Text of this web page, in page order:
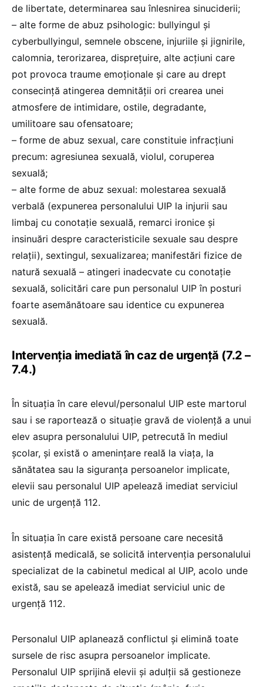
de libertate, determinarea sau înlesnirea sinuciderii;
– alte forme de abuz psihologic: bullyingul și
cyberbullyingul, semnele obscene, injuriile și jignirile,
calomnia, terorizarea, disprețuire, alte acțiuni care
pot provoca traume emoționale și care au drept
consecință atingerea demnității ori crearea unei
atmosfere de intimidare, ostile, degradante,
umilitoare sau ofensatoare;
– forme de abuz sexual, care constituie infracțiuni
precum: agresiunea sexuală, violul, coruperea
sexuală;
– alte forme de abuz sexual: molestarea sexuală
verbală (expunerea personalului UIP la injurii sau
limbaj cu conotație sexuală, remarci ironice și
insinuări despre caracteristicile sexuale sau despre
relații), sextingul, sexualizarea; manifestări fizice de
natură sexuală – atingeri inadecvate cu conotație
sexuală, solicitări care pun personalul UIP în posturi
foarte asemănătoare sau identice cu expunerea
sexuală.
Intervenția imediată în caz de urgență (7.2 –
7.4.)
În situația în care elevul/personalul UIP este martorul
sau i se raportează o situație gravă de violență a unui
elev asupra personalului UIP, petrecută în mediul
școlar, și există o amenințare reală la viața, la
sănătatea sau la siguranța persoanelor implicate,
elevii sau personalul UIP apelează imediat serviciul
unic de urgență 112.
În situația în care există persoane care necesită
asistență medicală, se solicită intervenția personalului
specializat de la cabinetul medical al UIP, acolo unde
există, sau se apelează imediat serviciul unic de
urgență 112.
Personalul UIP aplanează conflictul și elimină toate
sursele de risc asupra persoanelor implicate.
Personalul UIP sprijină elevii și adulții să gestioneze